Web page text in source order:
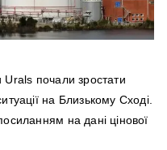
почали зростати
на Близькому Сході.
на дані цінової